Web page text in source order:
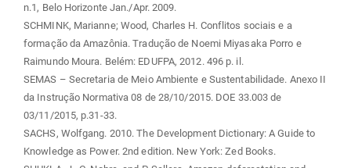
n.1, Belo Horizonte Jan./Apr. 2009.
SCHMINK, Marianne; Wood, Charles H. Conflitos sociais e a
formação da Amazônia. Tradução de Noemi Miyasaka Porro e
Raimundo Moura. Belém: EDUFPA, 2012. 496 p. il.
SEMAS – Secretaria de Meio Ambiente e Sustentabilidade. Anexo II
da Instrução Normativa 08 de 28/10/2015. DOE 33.003 de
03/11/2015, p.31-33.
SACHS, Wolfgang. 2010. The Development Dictionary: A Guide to
Knowledge as Power. 2nd edition. New York: Zed Books.